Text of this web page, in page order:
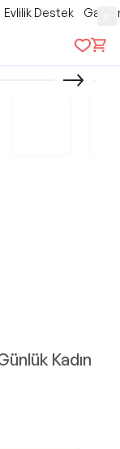
Evlilik Destek
Kadın